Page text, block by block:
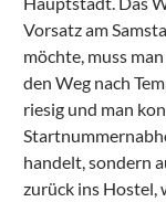
Vorsatz am
möchte, muss
den Weg nach
riesig und man
handelt, sondern
zurück ins Hostel,